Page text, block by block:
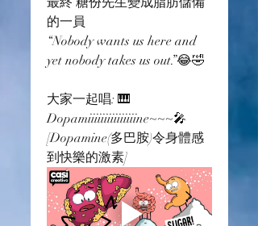
的一員
“Nobody wants us here and
yet nobody takes us out.”😂🤣
大家一起唱: 🎹
Dopamiiiiiiiiiiiiiiine~~~🎤
[Dopamine(多巴胺)令身體感
到快樂的激素]